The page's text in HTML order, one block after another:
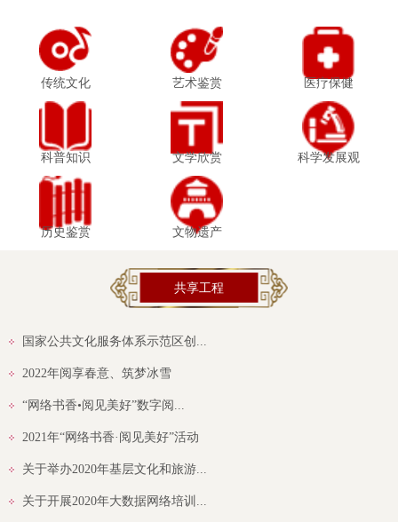
传统文化 艺术鉴赏 医疗保健
科普知识 文学欣赏 科学发展观
历史鉴赏 文物遗产
共享工程
国家公共文化服务体系示范区创...
2022年阅享春意、筑梦冰雪
“网络书香•阅见美好”数字阅...
2021年“网络书香·阅见美好”活动
关于举办2020年基层文化和旅游...
关于开展2020年大数据网络培训...